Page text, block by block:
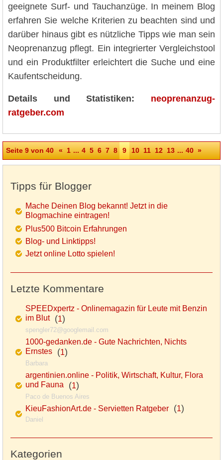
geeignete Surf- und Tauchanzüge. In meinem Blog
erfahren Sie welche Kriterien zu beachten sind und
darüber hinaus gibt es nützliche Tipps wie man sein
Neoprenanzug pflegt. Ein integrierter Vergleichstool
und ein Produktfilter erleichtert die Suche und eine
Kaufentscheidung.
Details und Statistiken:
neoprenanzug-
ratgeber.com
Seite 9 von 40 « 1 ... 4 5 6 7 8 9 10 11 12 13 ... 40 »
Tipps für Blogger
Mache Deinen Blog bekannt! Jetzt in die
Blogmachine eintragen!
Plus500 Bitcoin Erfahrungen
Blog- und Linktipps!
Jetzt online Lotto spielen!
Letzte Kommentare
SPEEDxpertz - Onlinemagazin für Leute mit Benzin
im Blut(1)
spengler72@googlemail.com
1000-gedanken.de - Gute Nachrichten, Nichts
Ernstes (1)
Barbara
argentinien.online - Politik, Wirtschaft, Kultur, Flora
und Fauna (1)
Paco de Buenos Aires
KieuFashionArt.de - Servietten Ratgeber (1)
Daniel
Kategorien